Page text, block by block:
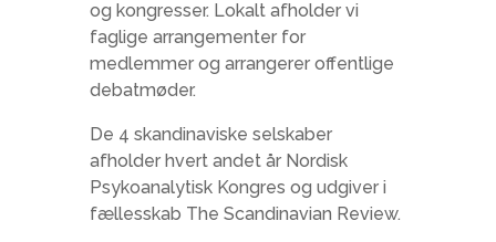
og kongresser. Lokalt afholder vi
faglige arrangementer for
medlemmer og arrangerer offentlige
debatmøder.
De 4 skandinaviske selskaber
afholder hvert andet år Nordisk
Psykoanalytisk Kongres og udgiver i
fællesskab The Scandinavian Review.